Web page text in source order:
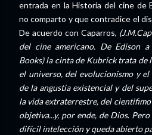
entrada en la Historia del cine de
no comparto y que contradice el
De acuerdo con Caparros,
del cine americano. De Edison a
Books) la cinta de Kubrick trata de
el universo, del evolucionismo y
de la angustia existencial y del
la vida extraterrestre, del
objetiva...y, por ende, de Dios. Pero
difícil intelección y queda abierto